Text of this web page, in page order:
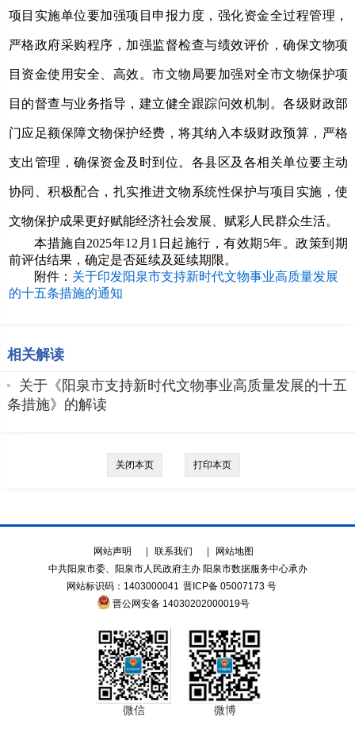
项目实施单位要加强项目申报力度，强化资金全过程管理，
严格政府采购程序，加强监督检查与绩效评价，确保文物项
目资金使用安全、高效。市文物局要加强对全市文物保护项
目的督查与业务指导，建立健全跟踪问效机制。各级财政部
门应足额保障文物保护经费，将其纳入本级财政预算，严格
支出管理，确保资金及时到位。各县区及各相关单位要主动
协同、积极配合，扎实推进文物系统性保护与项目实施，使
文物保护成果更好赋能经济社会发展、赋彩人民群众生活。
本措施自2025年1 2 月 1日起施行，有效期5年。政策到期
前评估结果，确定是否延续及延续期限。
附件： 关于印发阳泉市支持新时代文物事业高质量发展
的十五条措施的通知
相关解读
关于《阳泉市支持新时代文物事业高质量发展的十五
条措施》的解读